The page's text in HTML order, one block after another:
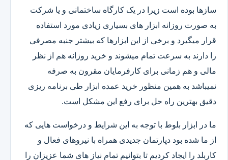
سازها بوده است زیرا در یک کارگاه ساختمانی و یا شرکت
به صورت روزانه ابزار های بسیاری زیادی مورد استفاده
قرار میگیرد و برخی از این ابزارها که بیشتر جنبه مصرفی
را دارند به سرعت تمام میشوند و خرید روزانه هم از نظر
مالی و هم زمانی برای کارفرمایان مقرون به صرفه
نمیباشد به همین منظور خرید عمده ابزار طی برنامه ریزی
دقیق بهترین راه حل برای رفع این مشکل است.
ما در ابزار بلوط با توجه به این شرایط و درخواست هایی که
از ما شده بود دپارتمان جدیدی همراه با نیروهای فعال و
کاربلد را ایجاد کردیم تا بتوانیم تمام نیاز های شما عزیزان را